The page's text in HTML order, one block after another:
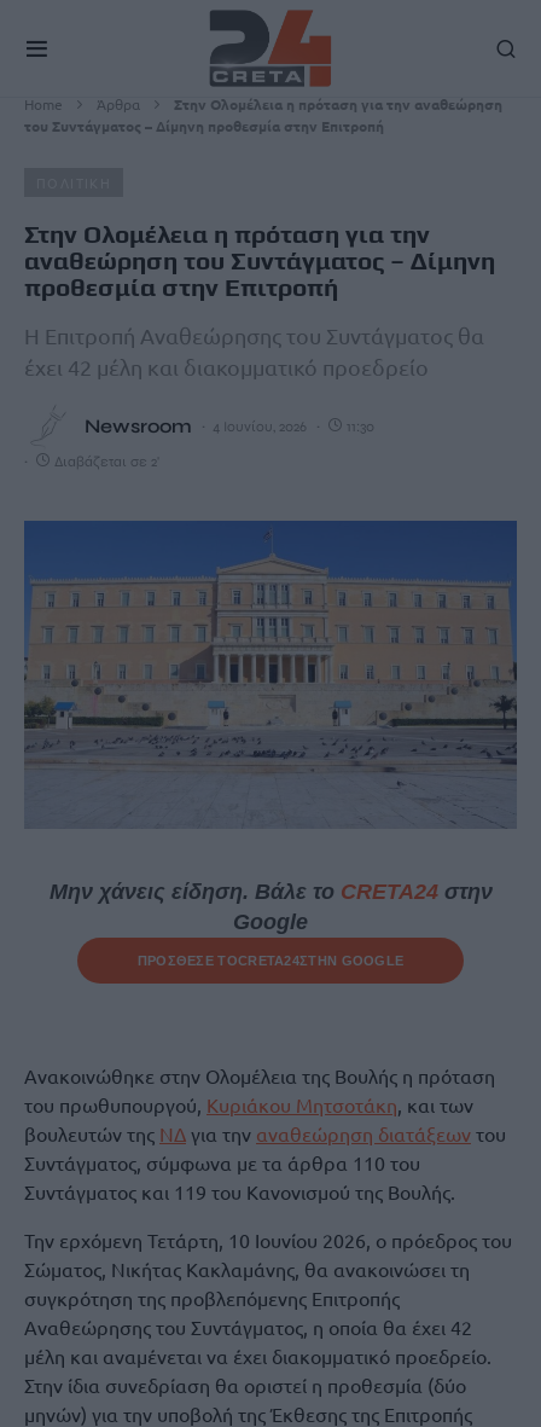
Home Άρθρα
Στην Ολομέλεια η πρόταση για την αναθεώρηση
του Συντάγματος – Δίμηνη προθεσμία στην Επιτροπή
Στην Ολομέλεια η πρόταση για την
αναθεώρηση του Συντάγματος – Δίμηνη
προθεσμία στην Επιτροπή
Η Επιτροπή Αναθεώρησης του Συντάγματος θα
έχει 42 μέλη και διακομματικό προεδρείο
Newsroom 4 Ιουνίου, 2026 11:30
Διαβάζεται σε 2'
Μην χάνεις είδηση. Βάλε το CRETA24στην
Google
ΠΡΟΣΘΕΣΕ ΤΟCRETA24ΣΤΗΝ GOOGLE
Ανακοινώθηκε στην Ολομέλεια της Βουλής η πρόταση
του πρωθυπουργού, Κυριάκου Μητσοτάκη, και των
βουλευτών της ΝΔ για την αναθεώρηση διατάξεων του
Συντάγματος, σύμφωνα με τα άρθρα 110 του
Συντάγματος και 119 του Κανονισμού της Βουλής.
Την ερχόμενη Τετάρτη, 10 Ιουνίου 2026, ο πρόεδρος του
Σώματος, Νικήτας Κακλαμάνης, θα ανακοινώσει τη
συγκρότηση της προβλεπόμενης Επιτροπής
Αναθεώρησης του Συντάγματος, η οποία θα έχει 42
μέλη και αναμένεται να έχει διακομματικό προεδρείο.
Στην ίδια συνεδρίαση θα οριστεί η προθεσμία (δύο
μηνών) για την υποβολή της Έκθεσης της Επιτροπής